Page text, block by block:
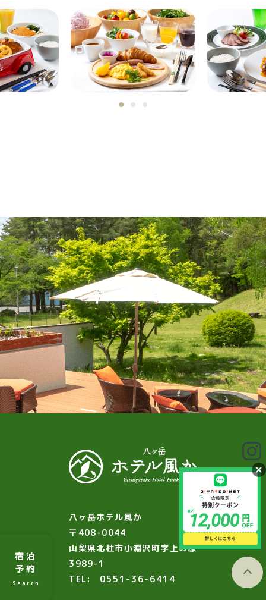
宿泊
予約
Search
八ヶ岳ホテル風か
〒408-0044
山梨県北杜市小淵沢町字上の原
3989-1
TEL:
0551-36-6414